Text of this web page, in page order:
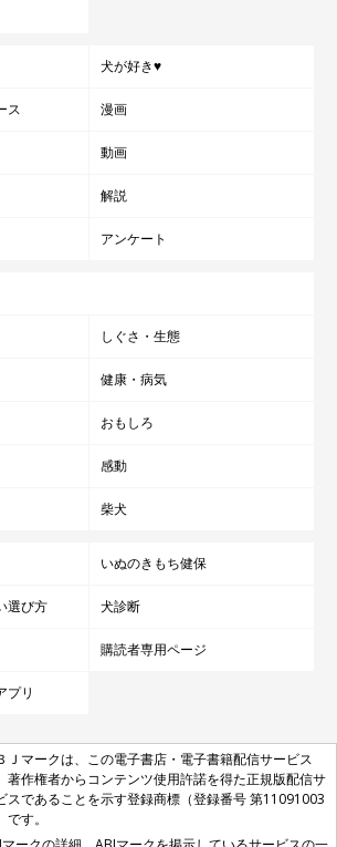
犬が好き♥
ス 漫画
動画
解説
アンケート
しぐさ・生態
健康・病気
おもしろ
感動
柴犬
いぬのきもち健保
選び方 犬診断
購読者専用ページ
プリ
Ｊマークは、この電子書店・電子書籍配信サービス
著作権者からコンテンツ使用許諾を得た正規版配信サ
スであることを示す登録商標（登録番号 第11091003
です。